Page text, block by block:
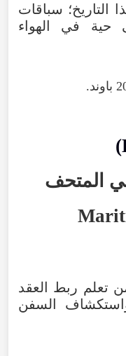
التاريخ؛ سباقات
حية في
الهواء
باوند.
)
المتحف
تعلم ربط العقد
السفن